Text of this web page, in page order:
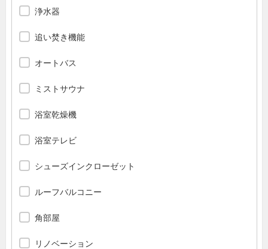
浄水器
追い焚き機能
オートバス
ミストサウナ
浴室乾燥機
浴室テレビ
シューズインクローゼット
ルーフバルコニー
角部屋
リノベーション